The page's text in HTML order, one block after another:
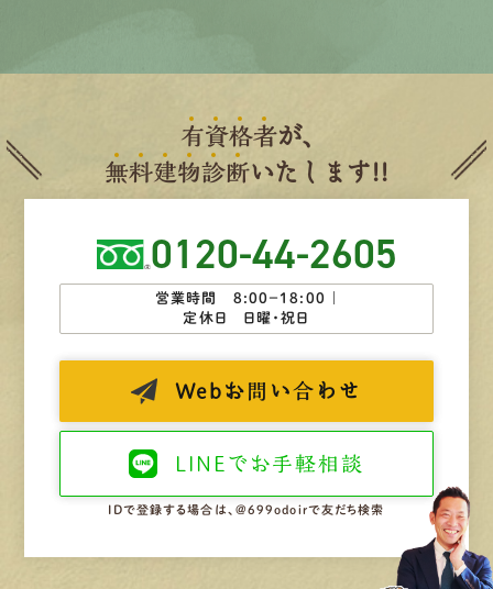
有資格者が、
無料建物診断いたします!!
0120-44-2605
営業時間 8:00−18:00 ｜
定休日 日曜・祝日
Web お問い合わせ
LINEで お手軽相談
IDで登録する場合は、@699odoirで友だち検索